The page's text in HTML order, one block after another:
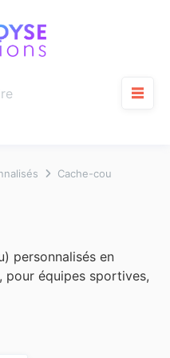
Cache-cou
personnalisés en
pour équipes sportives,